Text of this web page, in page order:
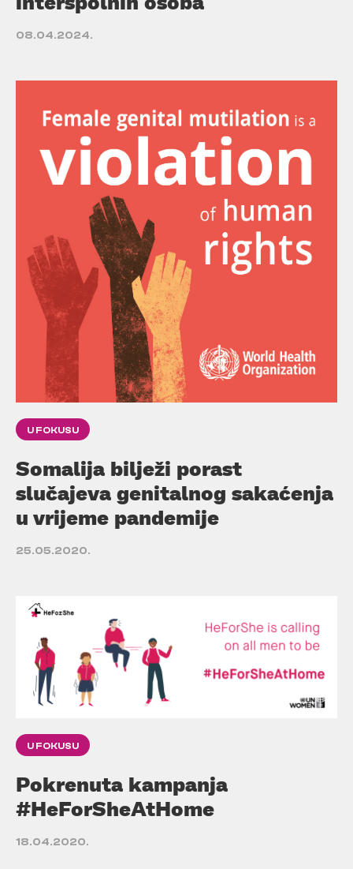
08.04.2024.
U FOKUSU
Somalija bilježi porast
slučajeva genitalnog sakaćenja
u vrijeme pandemije
25.05.2020.
U FOKUSU
Pokrenuta kampanja
#HeForSheAtHome
18.04.2020.